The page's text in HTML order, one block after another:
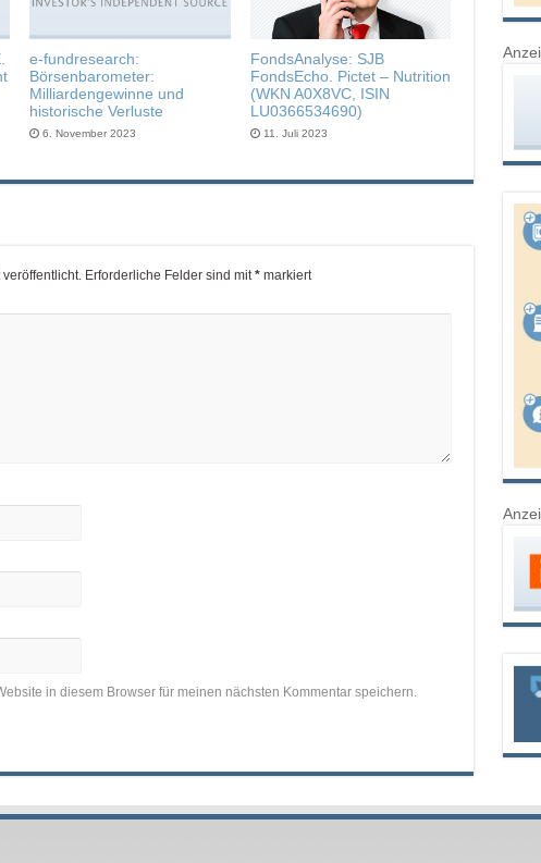
e-fundresearch:
Börsenbarometer:
Milliardengewinne und
historische Verluste
6. November 2023
FondsAnalyse: SJB
FondsEcho. Pictet – Nutrition
(WKN A0X8VC, ISIN
LU0366534690)
11. Juli 2023
Erforderliche Felder sind mit*markiert
in diesem Browser für meinen nächsten Kommentar speichern.